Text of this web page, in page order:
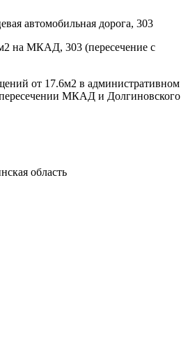
автомобильная дорога, 303
на МКАД, 303 (пересечение с
от 17.6м2 в административном
МКАД и Долгиновского
область